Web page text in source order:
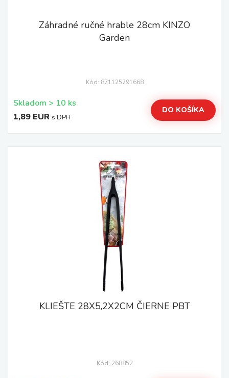
Záhradné ručné hrable 28cm KINZO
Garden
Kód: 871125291668
Skladom > 10 ks
1,89 EUR s DPH
DO KOŠÍKA
KLIEŠTE 28X5,2X2CM ČIERNE PBT
Kód: 268852